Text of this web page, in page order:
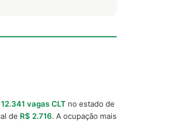
12.341 vagas CLT no estado de
de R$ 2.716. A ocupação mais